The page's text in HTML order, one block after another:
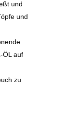
und
und
ÖL auf
zu